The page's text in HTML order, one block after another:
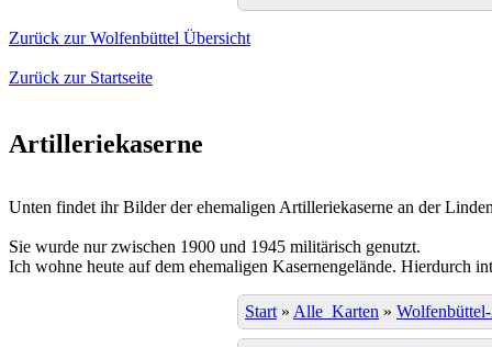
Zurück zur Wolfenbüttel Übersicht
Zurück zur Startseite
Artilleriekaserne
Unten findet ihr Bilder der ehemaligen Artilleriekaserne an der
Sie wurde nur zwischen 1900 und 1945 militärisch genutzt.
Ich wohne heute auf dem ehemaligen Kasernengelände. Hierdurch
Start» Alle_Karten »